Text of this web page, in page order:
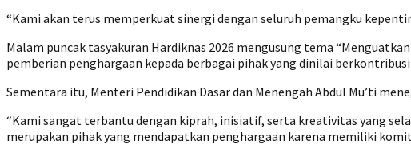
“Kami akan terus memperkuat sinergi dengan seluruh pemangku
Malam puncak tasyakuran Hardiknas 2026 mengusung tema
pemberian penghargaan kepada berbagai pihak yang dinilai
Sementara itu, Menteri Pendidikan Dasar dan Menengah Abdul Mu’ti
“Kami sangat terbantu dengan kiprah, inisiatif, serta kreativitas yang
merupakan pihak yang mendapatkan penghargaan karena memiliki